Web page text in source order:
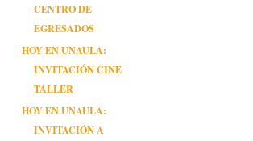
CENTRO DE
EGRESADOS
HOY EN UNAULA:
INVITACIÓN CINE
TALLER
HOY EN UNAULA:
INVITACIÓN A